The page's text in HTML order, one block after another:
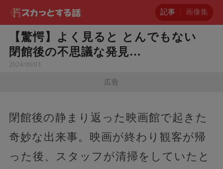
記事 画像集
【驚愕】よく見ると とんでもない
閉館後の不思議な発見…
2024/09/03
広告
閉館後の静まり返った映画館で起きた
奇妙な出来事。映画が終わり観客が帰
った後、スタッフが清掃をしていたと